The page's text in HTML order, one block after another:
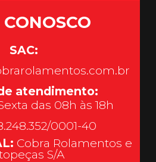
SAC:
atendimento:
das 08h às 18h
0001-40
Cobra Rolamentos e
S/A